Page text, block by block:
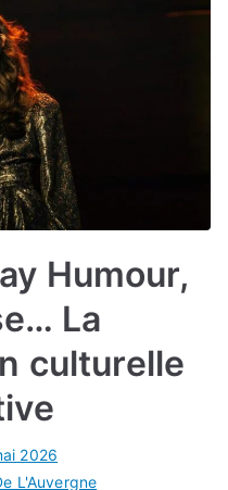
Humour,
La
culturelle
2026
L'Auvergne